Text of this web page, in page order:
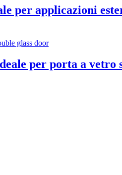
per applicazioni
per porta a vetro